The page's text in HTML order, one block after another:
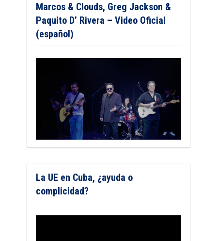
Marcos & Clouds, Greg Jackson &
Paquito D’ Rivera – Video Oficial
(español)
La UE en Cuba, ¿ayuda o
complicidad?